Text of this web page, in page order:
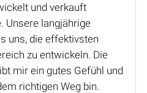
und verkauft
Unsere langjährige
uns, die effektivsten
zu entwickeln. Die
mir ein gutes Gefühl und
richtigen Weg bin.